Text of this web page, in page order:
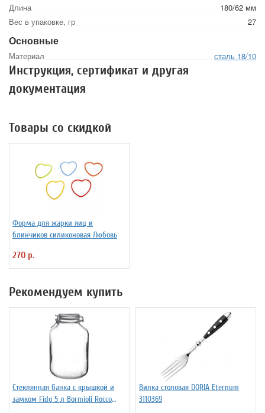
Длина
180/62 мм
Вес в упаковке, гр
27
Основные
Материал сталь 18/10
Инструкция, сертификат и другая
документация
Товары со скидкой
Форма для жарки яиц и
блинчиков силиконовая Любовь
270 р.
Рекомендуем купить
Стеклянная банка с крышкой и
замком Fido 5 л Bormioli Rocco
Вилка столовая DORIA Eternum
3110369